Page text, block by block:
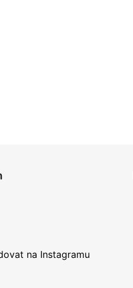
na Instagramu